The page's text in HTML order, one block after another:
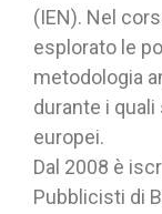
(IEN). Nel
esplorato le
metodologia
durante i
europei.
Dal 2008 è
Pubblicisti di